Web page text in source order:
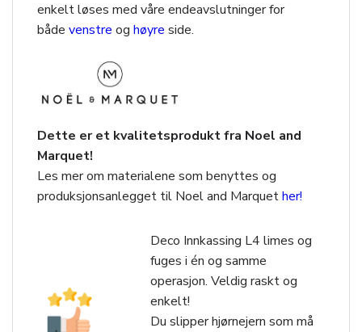
enkelt løses med våre endeavslutninger for
både venstre og høyre side.
Dette er et kvalitetsprodukt fra Noel and
Marquet!
Les mer om materialene som benyttes og
produksjonsanlegget til Noel and Marquether!
Deco Innkassing L4 limes og
fuges i én og samme
operasjon. Veldig raskt og
enkelt!
Du slipper hjørnejern som må